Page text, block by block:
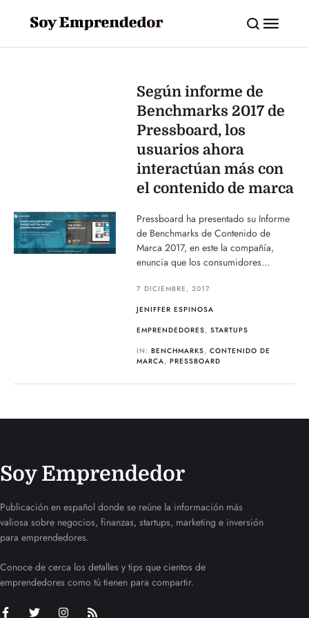
Según informe de
Benchmarks 2017 de
Pressboard, los
usuarios ahora
interactúan más con
el contenido de marca
Pressboard ha presentado su Informe
de Benchmarks de Contenido de
Marca 2017, en este la compañía,
enuncia que los consumidores...
7 DICIEMBRE, 2017
JENIFFER ESPINOSA
EMPRENDEDORES,STARTUPS
IN:BENCHMARKS,CONTENIDO DE
MARCA,PRESSBOARD
Soy Emprendedor
Publicación en español donde se reúne la información más
valiosa sobre negocios, finanzas, startups, marketing e inversión
para emprendedores.
Conoce de cerca los detalles y tips que cientos de
emprendedores como tú tienen para compartir.